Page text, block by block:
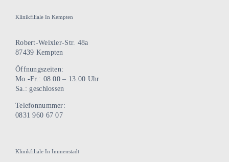
Klinikfiliale In Kempten
Robert-Weixler-Str. 48a
87439 Kempten
Öffnungszeiten:
Mo.-Fr.: 08.00 – 13.00 Uhr
Sa.: geschlossen
Telefonnummer:
0831 960 67 07
Klinikfiliale In Immenstadt